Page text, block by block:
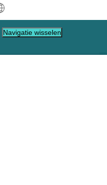
中文
Navigatie wisselen